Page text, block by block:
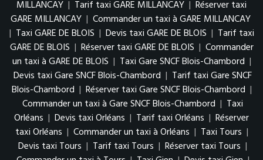
MILLANCAY | Tarif taxi GARE MILLANCAY | Réserver taxi
GARE MILLANCAY | Commander un taxi à GARE MILLANCAY
| Taxi GARE DE BLOIS | Devis taxi GARE DE BLOIS | Tarif taxi
GARE DE BLOIS | Réserver taxi GARE DE BLOIS | Commander
un taxi à GARE DE BLOIS | Taxi Gare SNCF Blois-Chambord |
Devis taxi Gare SNCF Blois-Chambord | Tarif taxi Gare SNCF
Blois-Chambord | Réserver taxi Gare SNCF Blois-Chambord |
Commander un taxi à Gare SNCF Blois-Chambord | Taxi
Orléans | Devis taxi Orléans | Tarif taxi Orléans | Réserver
taxi Orléans | Commander un taxi à Orléans | Taxi Tours |
Devis taxi Tours | Tarif taxi Tours | Réserver taxi Tours |